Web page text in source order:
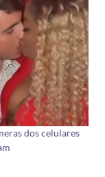
dos celulares